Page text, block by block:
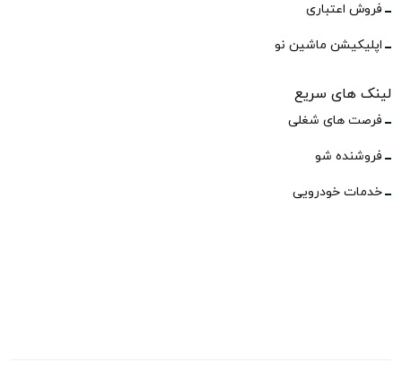
فروش اعتباری
اپلیکیشن ماشین نو
لینک های سریع
فرصت های شغلی
فروشنده شو
خدمات خودرویی